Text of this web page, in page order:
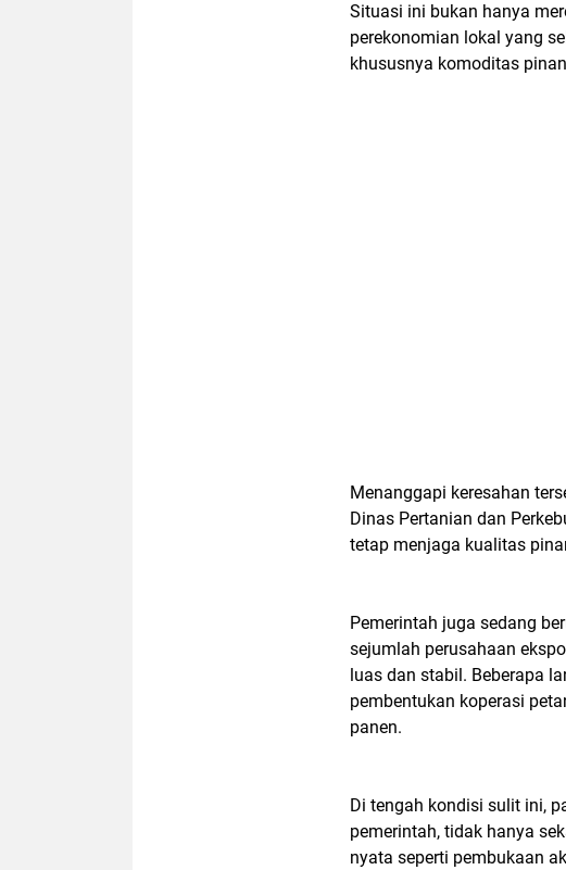
Situasi ini bukan hanya
perekonomian lokal yang
khususnya komoditas
Menanggapi keresahan
Dinas Pertanian dan
tetap menjaga kualitas
Pemerintah juga sedang
sejumlah perusahaan
luas dan stabil. Beberapa
pembentukan koperasi
panen.
Di tengah kondisi sulit ini,
pemerintah, tidak hanya
nyata seperti pembukaan